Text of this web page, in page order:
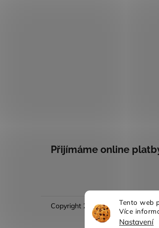
Tento web
Více
Nastavení
Přijímáme online
Copyright 2026Evina móda .